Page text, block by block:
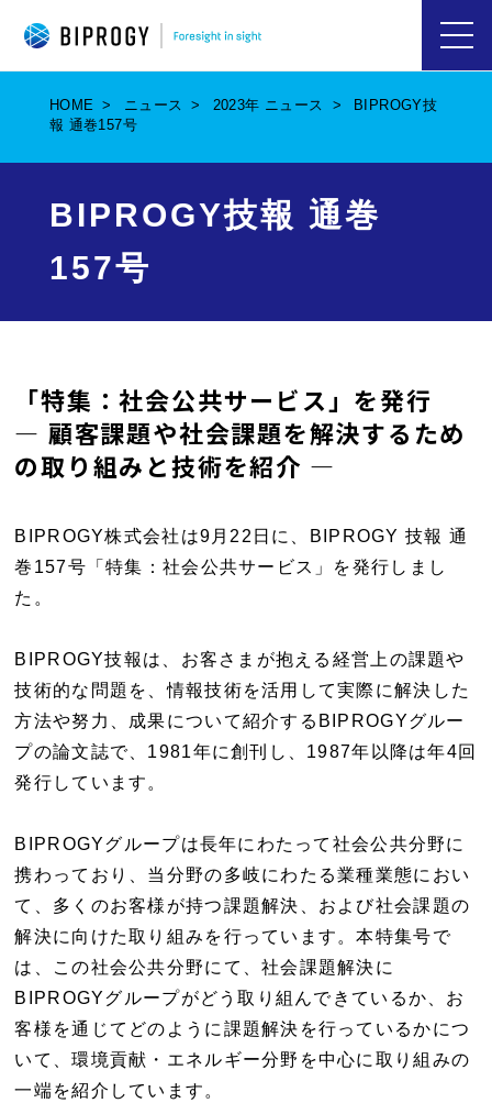
ハ
メ
HOME ニュース 2023年 ニュース
BIPROGY技
報 通巻157号
BIPROGY技報 通巻
157号
「特集：社会公共サービス」を発行
― 顧客課題や社会課題を解決するため
の取り組みと技術を紹介 ―
BIPROGY株式会社は9月22日に、BIPROGY 技報 通
巻157号「特集：社会公共サービス」を発行しまし
た。
BIPROGY技報は、お客さまが抱える経営上の課題や
技術的な問題を、情報技術を活用して実際に解決した
方法や努力、成果について紹介するBIPROGYグルー
プの論文誌で、1981年に創刊し、1987年以降は年4回
発行しています。
BIPROGYグループは長年にわたって社会公共分野に
携わっており、当分野の多岐にわたる業種業態におい
て、多くのお客様が持つ課題解決、および社会課題の
解決に向けた取り組みを行っています。本特集号で
は、この社会公共分野にて、社会課題解決に
BIPROGYグループがどう取り組んできているか、お
客様を通じてどのように課題解決を行っているかにつ
いて、環境貢献・エネルギー分野を中心に取り組みの
一端を紹介しています。